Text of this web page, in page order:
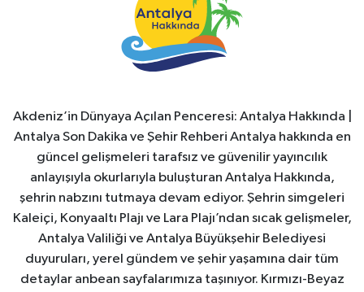
Akdeniz’in Dünyaya Açılan Penceresi: Antalya Hakkında |
Antalya Son Dakika ve Şehir Rehberi Antalya hakkında en
güncel gelişmeleri tarafsız ve güvenilir yayıncılık
anlayışıyla okurlarıyla buluşturan Antalya Hakkında,
şehrin nabzını tutmaya devam ediyor. Şehrin simgeleri
Kaleiçi, Konyaaltı Plajı ve Lara Plajı’ndan sıcak gelişmeler,
Antalya Valiliği ve Antalya Büyükşehir Belediyesi
duyuruları, yerel gündem ve şehir yaşamına dair tüm
detaylar anbean sayfalarımıza taşınıyor. Kırmızı-Beyaz